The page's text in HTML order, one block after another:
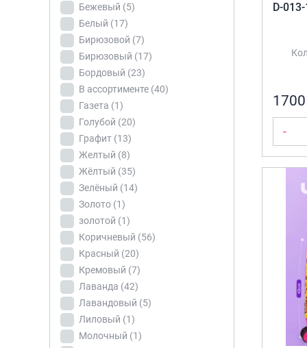
Бирюзовой
Бирюзовый
Бордовый (23)
В
ассортименте (40)
Газета (1)
Голубой (20)
Графит (13)
Желтый (8)
Жёлтый (35)
Зелёный
Золото (1)
золотой(1)
Коричневый
Красный
(20)
(7)
Лаванда(42)
Лавандовый
Бежевый (5)
Белый (17)
Бирюзовой (7)
Бирюзовый (17)
Бордовый (23)
В ассортименте (40)
Газета (1)
Голубой (20)
Графит (13)
Желтый (8)
Жёлтый (35)
Зелёный (14)
Золото (1)
золотой (1)
Коричневый (56)
Красный (20)
Кремовый (7)
Лаванда (42)
Лавандовый (5)
Лиловый (1)
Молочный (1)
D-
-